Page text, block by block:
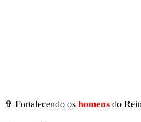
✞ Fortalecendo os homens do